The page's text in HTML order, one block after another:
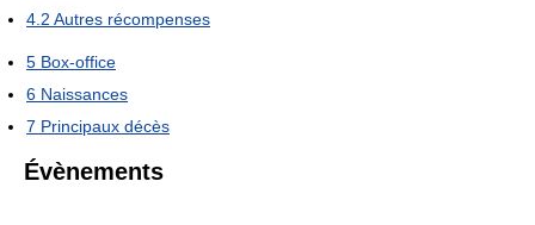
4.2 Autres récompenses
5 Box-office
6 Naissances
7 Principaux décès
Évènements